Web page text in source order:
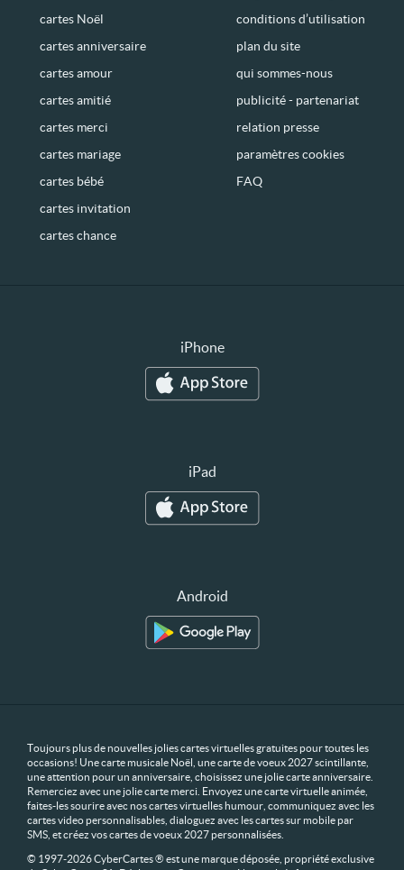
cartes Noël
cartes anniversaire
cartes amour
cartes amitié
cartes merci
cartes mariage
cartes bébé
cartes invitation
cartes chance
conditions d’utilisation
plan du site
qui sommes-nous
publicité - partenariat
relation presse
paramètres cookies
FAQ
iPhone
iPad
Android
Toujours plus de nouvelles jolies cartes virtuelles gratuites pour toutes les
occasions! Une carte musicale Noël, une carte de voeux 2027 scintillante,
une attention pour un anniversaire, choisissez une jolie carte anniversaire.
Remerciez avec une jolie carte merci. Envoyez une carte virtuelle animée,
faites-les sourire avec nos cartes virtuelles humour, communiquez avec les
cartes video personnalisables, dialoguez avec les cartes sur mobile par
SMS, et créez vos cartes de voeux 2027 personnalisées.
© 1997-2026 CyberCartes ® est une marque déposée, propriété exclusive